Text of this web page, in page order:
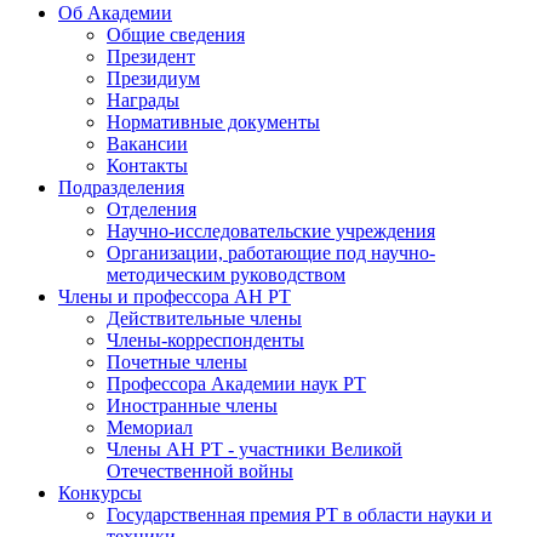
Об Академии
Общие сведения
Президент
Президиум
Награды
Нормативные документы
Вакансии
Контакты
Подразделения
Отделения
Научно-исследовательские учреждения
Организации, работающие под научно-
методическим руководством
Члены и профессора АН РТ
Действительные члены
Члены-корреспонденты
Почетные члены
Профессора Академии наук РТ
Иностранные члены
Мемориал
Члены АН РТ - участники Великой
Отечественной войны
Конкурсы
Государственная премия РТ в области науки и